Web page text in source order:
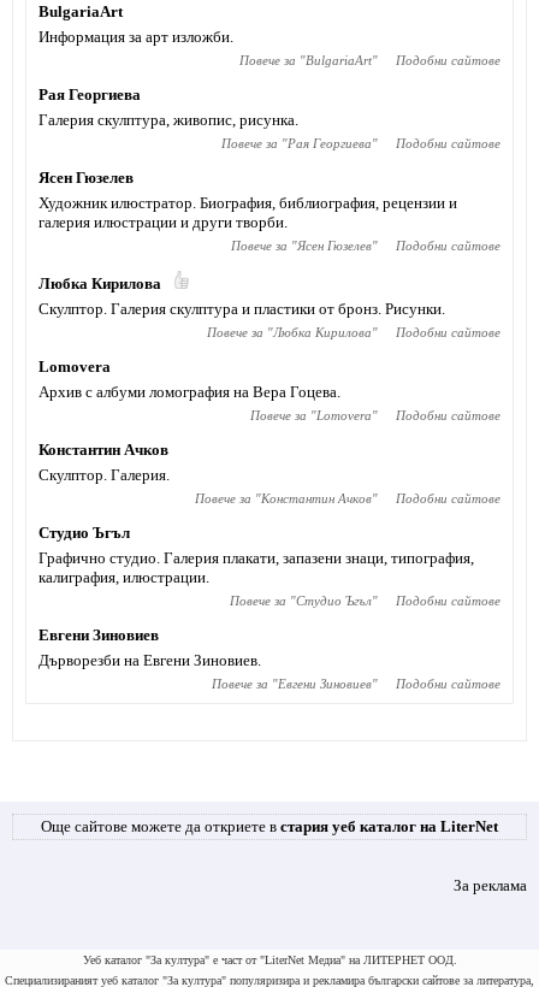
BulgariaArt
Информация за арт изложби.
Повече за "BulgariaArt" Подобни сайтове
Рая Георгиева
Галерия скулптура, живопис, рисунка.
Повече за "Рая Георгиева" Подобни сайтове
Ясен Гюзелев
Художник илюстратор. Биография, библиография, рецензии и
галерия илюстрации и други творби.
Повече за "Ясен Гюзелев" Подобни сайтове
Любка Кирилова
Скулптор. Галерия скулптура и пластики от бронз. Рисунки.
Повече за "Любка Кирилова" Подобни сайтове
Lomovera
Архив с албуми ломография на Вера Гоцева.
Повече за "Lomovera" Подобни сайтове
Константин Ачков
Скулптор. Галерия.
Повече за "Константин Ачков" Подобни сайтове
Студио Ъгъл
Графично студио. Галерия плакати, запазени знаци, типография,
калиграфия, илюстрации.
Повече за "Студио Ъгъл" Подобни сайтове
Евгени Зиновиев
Дърворезби на Евгени Зиновиев.
Повече за "Евгени Зиновиев" Подобни сайтове
Още сайтове можете да откриете в стария уеб каталог на LiterNet
За реклама
Уеб каталог "За култура" е част от "LiterNet Медиа" на ЛИТЕРНЕТ ООД.
Специализираният уеб каталог "За култура" популяризира и рекламира български сайтове за литература,